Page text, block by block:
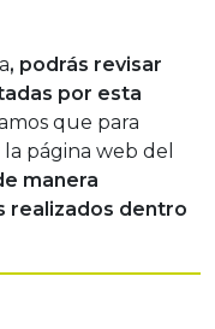
, podrás revisar
por esta
que para
página web del
manera
realizados dentro